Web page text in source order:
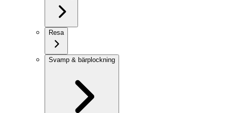
Resa
Svamp & bärplockning